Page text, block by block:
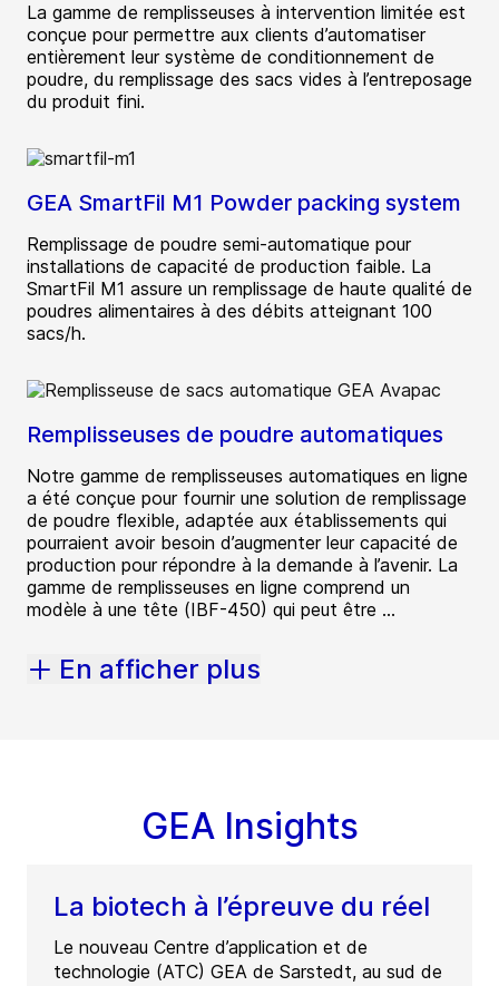
La gamme de remplisseuses à intervention limitée est
conçue pour permettre aux clients d’automatiser
entièrement leur système de conditionnement de
poudre, du remplissage des sacs vides à l’entreposage
du produit fini.
GEA SmartFil M1 Powder packing system
Remplissage de poudre semi-automatique pour
installations de capacité de production faible. La
SmartFil M1 assure un remplissage de haute qualité de
poudres alimentaires à des débits atteignant 100
sacs/h.
Remplisseuses de poudre automatiques
Notre gamme de remplisseuses automatiques en ligne
a été conçue pour fournir une solution de remplissage
de poudre flexible, adaptée aux établissements qui
pourraient avoir besoin d’augmenter leur capacité de
production pour répondre à la demande à l’avenir. La
gamme de remplisseuses en ligne comprend un
modèle à une tête (IBF-450) qui peut être ...
En afficher plus
GEA Insights
La biotech à l’épreuve du réel
Le nouveau Centre d’application et de
technologie (ATC) GEA de Sarstedt, au sud de